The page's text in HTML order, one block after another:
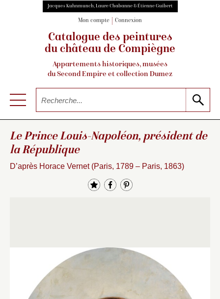
Jacques Kuhnmunch, Laure Chabanne & Étienne Guibert
Mon compte Connexion
Catalogue des peintures
du château de Compiègne
Appartements historiques, musées
du Second Empire et collection Dumez
Le Prince Louis-Napoléon, président de
la République
D’après Horace Vernet (Paris, 1789 – Paris, 1863)